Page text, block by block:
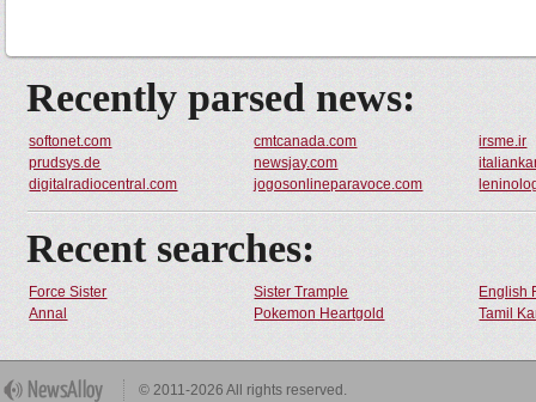
Recently parsed news:
softonet.com cmtcanada.com
irsme.ir
prudsys.de
newsjay.com
digitalradiocentral.com
jogosonlineparavoce.com
Recent searches:
Force Sister Sister Trample
English
Annal
Pokemon Heartgold Tamil
© 2011-2026 All rights reserved.